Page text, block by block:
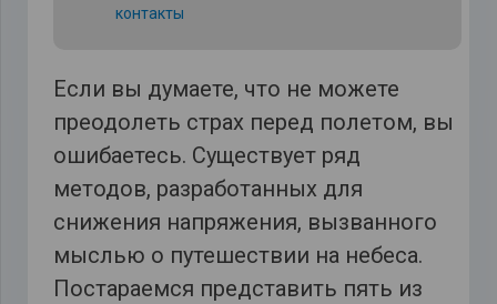
контакты
Если вы думаете, что не можете
преодолеть страх перед полетом, вы
ошибаетесь. Существует ряд
методов, разработанных для
снижения напряжения, вызванного
мыслью о путешествии на небеса.
Постараемся представить пять из